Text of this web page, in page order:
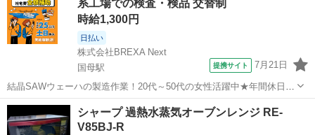
系工場での検査・検品 交替制
時給1,300円
日払い
株式会社BREXA Next
国母駅
提携サイト 7月21日
結晶SAWウェーハの製造作業！20代～50代の女性活躍中★年間休日
120日＆土日祝休み！クリーンルーム内でのお仕事！日払い制度利用可
◎正社員登用制度あり！マイカー通勤可！《山梨県中巨摩郡昭和町》
人気の工場のお仕事 ◇結晶...
山梨 国母駅 その他
シャープ 過熱水蒸気オーブンレンジ RE-
V85BJ-R